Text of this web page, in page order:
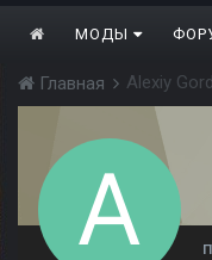
МОДЫ
Главная Alexiy